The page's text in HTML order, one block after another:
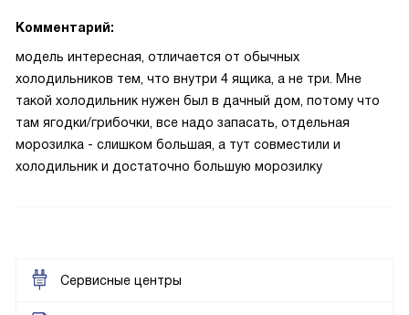
Комментарий:
модель интересная, отличается от обычных
холодильников тем, что внутри 4 ящика, а не три. Мне
такой холодильник нужен был в дачный дом, потому что
там ягодки/грибочки, все надо запасать, отдельная
морозилка - слишком большая, а тут совместили и
холодильник и достаточно большую морозилку
Сервисные центры